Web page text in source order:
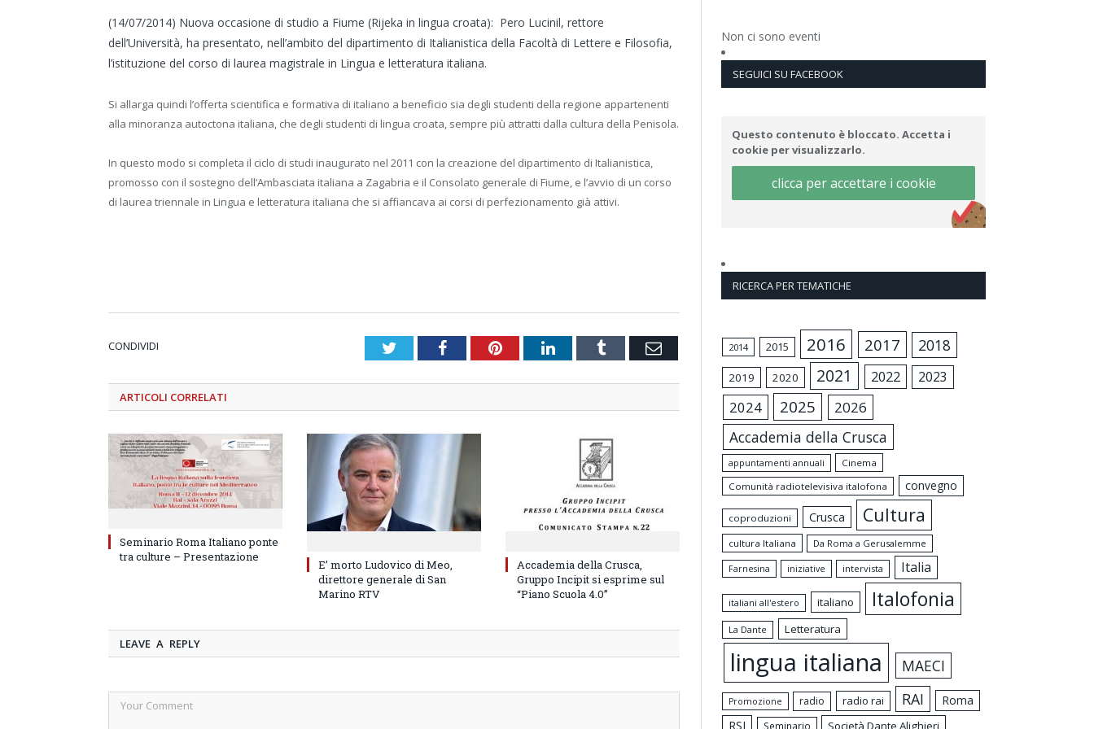
(14/07/2014) Nuova occasione di studio a Fiume (Rijeka in lingua croata): Pero Lucinil, rettore
dell’Università, ha presentato, nell’ambito del dipartimento di Italianistica della Facoltà di Lettere e Filosofia,
l’istituzione del corso di laurea magistrale in Lingua e letteratura italiana.
Si allarga quindi l’offerta scientifica e formativa di italiano a beneficio sia degli studenti della regione appartenenti
alla minoranza autoctona italiana, che degli studenti di lingua croata, sempre più attratti dalla cultura della Penisola.
In questo modo si completa il ciclo di studi inaugurato nel 2011 con la creazione del dipartimento di Italianistica,
promosso con il sostegno dell’Ambasciata italiana a Zagabria e il Consolato generale di Fiume, e l’avvio di un corso
di laurea triennale in Lingua e letteratura italiana che si affiancava ai corsi di perfezionamento già attivi.
CONDIVIDI TwitterFacebookPinterestLinkedInTumblr Email
ARTICOLI CORRELATI
Seminario Roma Italiano ponte
tra culture – Presentazione
E’ morto Ludovico di Meo,
direttore generale di San
Marino RTV
Accademia della Crusca,
Gruppo Incipit si esprime sul
“Piano Scuola 4.0”
LEAVE A REPLY
Non ci sono eventi
SEGUICI SU FACEBOOK
Questo contenuto è bloccato. Accetta i
cookie per visualizzarlo.
clicca per accettare i cookie
RICERCA PER TEMATICHE
2014 2015 2016 2017 2018
2019 2020 2021 2022 2023
2024 2025 2026
Accademia della Crusca
appuntamenti annuali
Cinema
Comunità radiotelevisiva italofona
convegno
coproduzioni Crusca Cultura
cultura Italiana Da Roma a Gerusalemme
Farnesina iniziative intervista Italia
italiani all'estero italiano Italofonia
La Dante Letteratura
lingua italiana MAECI
Promozione radio radio rai RAI
Roma
RSI
Seminario Società Dante Alighieri